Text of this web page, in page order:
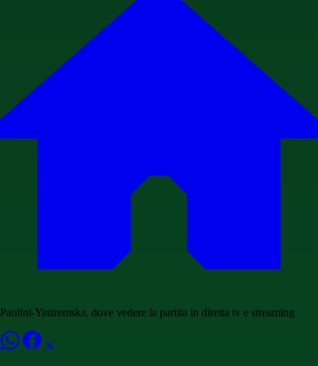
Paolini-Yastremska, dove vedere la partita in diretta tv e streaming